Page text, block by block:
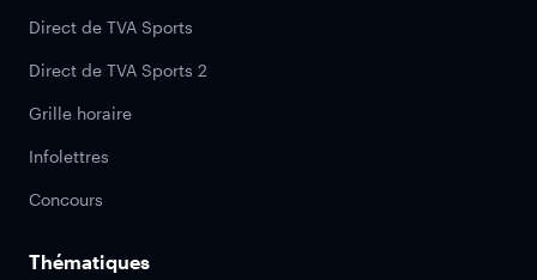
Direct de TVA Sports
Direct de TVA Sports 2
Grille horaire
Infolettres
Concours
Thématiques